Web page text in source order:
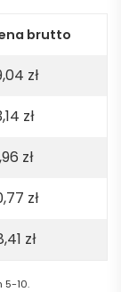
brutto
zł
zł
zł
zł
zł
5-10.